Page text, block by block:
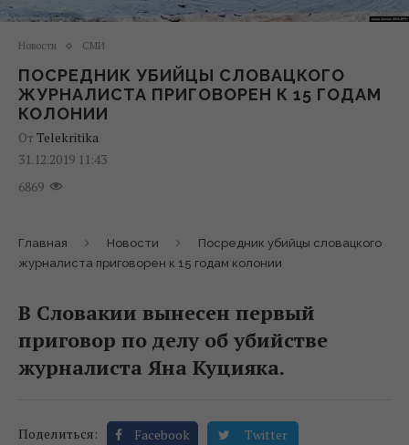
Новости СМИ
ПОСРЕДНИК УБИЙЦЫ СЛОВАЦКОГО
ЖУРНАЛИСТА ПРИГОВОРЕН К 15 ГОДАМ
КОЛОНИИ
От Telekritika
31.12.2019 11:43
6869
Главная Новости
Посредник убийцы словацкого
журналиста приговорен к 15 годам колонии
В Словакии вынесен первый
приговор по делу об убийстве
журналиста Яна Куцияка.
Поделиться: Facebook Twitter